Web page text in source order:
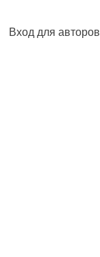
Вход для авторов